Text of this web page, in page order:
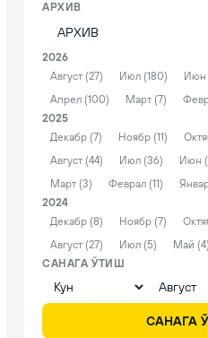
АРХИВ
2026
Август (27)
Июл (180) Июн
Апрел (100)
Март (7)
2025
Декабр (7)
Ноябр (11)
Август (44)
Июл (36) Июн
Март (3)
Феврал (11)
2024
Декабр (8)
Ноябр (7)
Август (27)
Июл (5) Май (4)
САНАГА ЎТИШ
САНАГА